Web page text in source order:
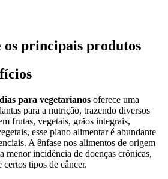
os principais produtos
para vegetarianos oferece uma
para a nutrição, trazendo diversos
frutas, vegetais, grãos integrais,
esse plano alimentar é abundante
A ênfase nos alimentos de origem
menor incidência de doenças crônicas,
certos tipos de câncer.